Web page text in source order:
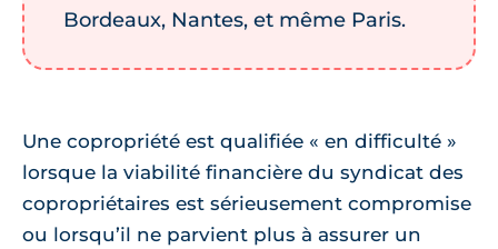
Bordeaux, Nantes, et même Paris.
Une copropriété est qualifiée « en difficulté »
lorsque la viabilité financière du syndicat des
copropriétaires est sérieusement compromise
ou lorsqu’il ne parvient plus à assurer un